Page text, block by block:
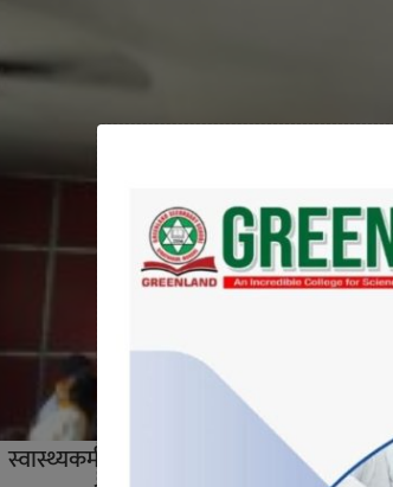
स्वास्थ्यकर्मी फाेरमका केन्द्रीय महासचिव